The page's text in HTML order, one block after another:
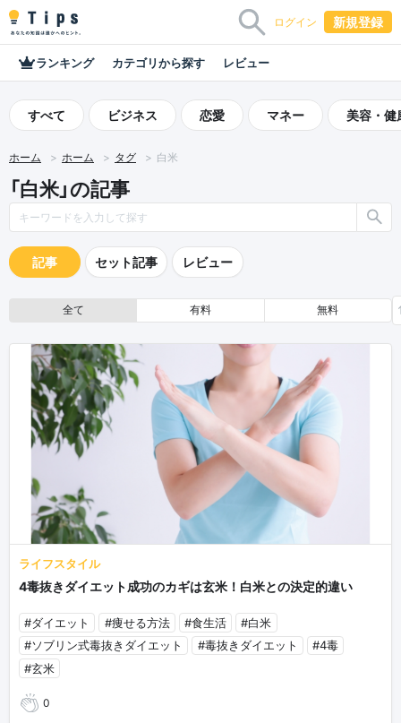
ログイン 新規登録
ランキング カテゴリから探す レビュー
すべて ビジネス 恋愛 マネー 美容・健
ホーム ホーム タグ 白米
「白米」の記事
記事 セット記事 レビュー
全て 有料 無料
ライフスタイル
4毒抜きダイエット成功のカギは玄米！白米との決定的違い
#ダイエット #痩せる方法 #食生活
#白米
#ソブリン式毒抜きダイエット
#毒抜きダイエット
#4毒
#玄米
0